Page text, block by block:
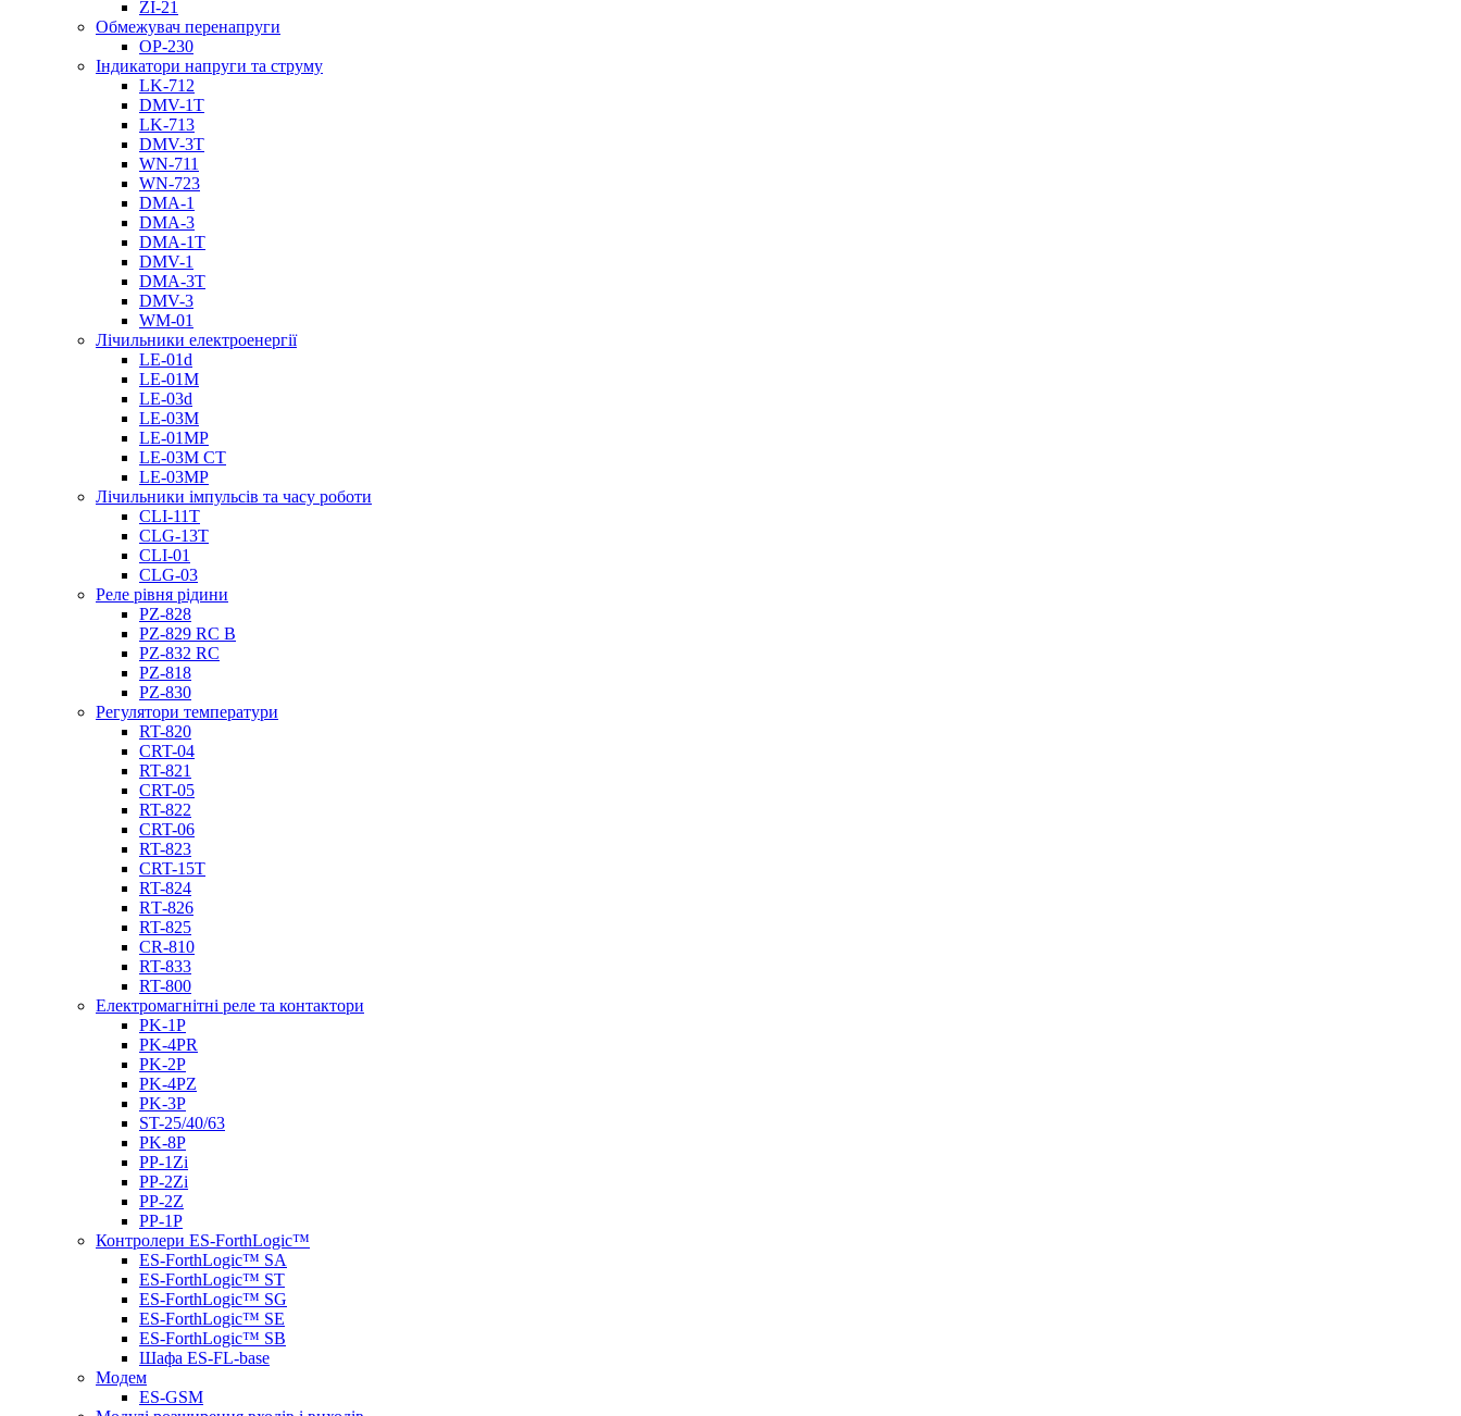
ZI-21
Обмежувач перенапруги
OP-230
Індикатори напруги та струму
LK-712
DMV-1T
LK-713
DMV-3T
WN-711
WN-723
DMA-1
DMA-3
DMA-1T
DMV-1
DMА-3T
DMV-3
WM-01
Лічильники електроенергії
LE-01d
LE-01M
LE-03d
LE-03M
LE-01MP
LE-03M CT
LE-03MP
Лічильники імпульсів та часу роботи
CLI-11T
CLG-13T
CLI-01
CLG-03
Реле рівня рідини
PZ-828
PZ-829 RC B
PZ-832 RC
PZ-818
PZ-830
Регулятори температури
RT-820
CRT-04
RT-821
CRT-05
RT-822
CRT-06
RT-823
CRT-15T
RT-824
RТ-826
RT-825
CR-810
RT-833
RT-800
Електромагнітні реле та контактори
PK-1P
PK-4PR
PK-2Р
PK-4PZ
PK-3Р
ST-25/40/63
PK-8P
PP-1Zi
PP-2Zi
PP-2Z
PP-1P
Контролери ES-ForthLogic™
ES-ForthLogic™ SА
ES-ForthLogic™ SТ
ES-ForthLogic™ SG
ES-ForthLogic™ SE
ES-ForthLogic™ SB
Шафа ES-FL-base
Модем
ES-GSM